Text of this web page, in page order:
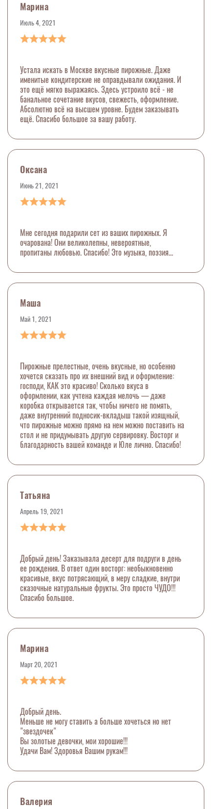
Марина
Июль 4, 2021
Устала искать в Москве вкусные пирожные. Даже
именитые кондитерские не оправдывали ожидания. И
это ещё мягко выражаясь. Здесь устроило всё - не
банальное сочетание вкусов, свежесть, оформление.
Абсолютно всё на высшем уровне. Будем заказывать
ещё. Спасибо большое за вашу работу.
Оксана
Июнь 21, 2021
Мне сегодня подарили сет из ваших пирожных. Я
очарована! Они великолепны, невероятные,
пропитаны любовью. Спасибо! Это музыка, поэзия...
Маша
Май 1, 2021
Пирожные прелестные, очень вкусные, но особенно
хочется сказать про их внешний вид и оформление:
господи, КАК это красиво! Сколько вкуса в
оформлении, как учтена каждая мелочь — даже
коробка открывается так, чтобы ничего не помять,
даже внутренний подносик-вкладыш такой изящный,
что пирожные можно прямо на нем можно поставить на
стол и не придумывать другую сервировку. Восторг и
благодарность вашей команде и Юле лично. Спасибо!
Татьяна
Апрель 19, 2021
Добрый день! Заказывала десерт для подруги в день
ее рождения. В ответ один восторг: необыкновенно
красивые, вкус потрясающий, в меру сладкие, внутри
сказочные натуральные фрукты. Это просто ЧУДО!!!
Спасибо большое.
Марина
Март 20, 2021
Добрый день.
Меньше не могу ставить а больше хочеться но нет
"звездочек"
Вы золотые девочки, мои хорошие!!!
Удачи Вам! Здоровья Вашим рукам!!!
Валерия